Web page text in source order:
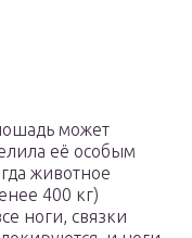
может
её особым
животное
400 кг)
ноги, связки